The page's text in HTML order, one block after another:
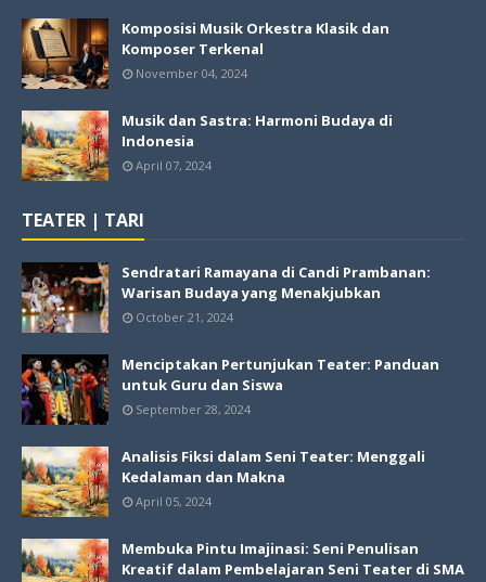
Komposisi Musik Orkestra Klasik dan
Komposer Terkenal
November 04, 2024
Musik dan Sastra: Harmoni Budaya di
Indonesia
April 07, 2024
TEATER | TARI
Sendratari Ramayana di Candi Prambanan:
Warisan Budaya yang Menakjubkan
October 21, 2024
Menciptakan Pertunjukan Teater: Panduan
untuk Guru dan Siswa
September 28, 2024
Analisis Fiksi dalam Seni Teater: Menggali
Kedalaman dan Makna
April 05, 2024
Membuka Pintu Imajinasi: Seni Penulisan
Kreatif dalam Pembelajaran Seni Teater di SMA